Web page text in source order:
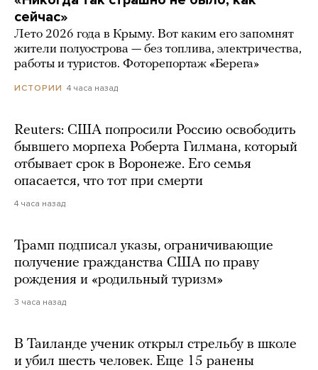
сейчас»
Лето 2026 года в Крыму. Вот каким его запомнят
жители полуострова — без топлива, электричества,
работы и туристов. Фоторепортаж «Берега»
ИСТОРИИ 4 часа назад
Reuters: США попросили Россию освободить
бывшего морпеха Роберта Гилмана, который
отбывает срок в Воронеже. Его семья
опасается, что тот при смерти
4 часа назад
Трамп подписал указы, ограничивающие
получение гражданства США по праву
рождения и «родильный туризм»
3 часа назад
В Таиланде ученик открыл стрельбу в школе
и убил шесть человек. Еще 15 ранены